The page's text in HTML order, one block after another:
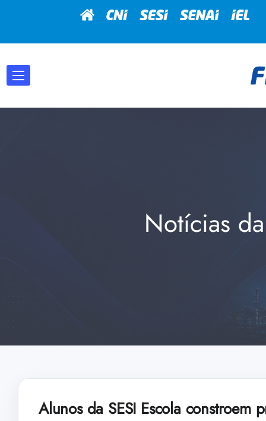
Notícias
Alunos da SESI Escola